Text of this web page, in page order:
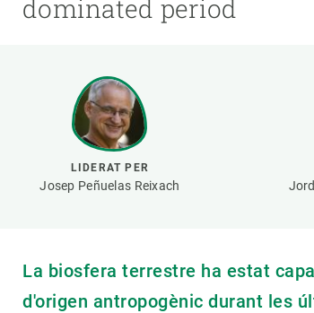
dominated period
LIDERAT PER
Josep Peñuelas Reixach
La biosfera terrestre ha estat
d'origen antropogènic durant les
Marca i logotips
Oficina de premsa
Ciència oberta i gestió del coneixement
Documentació